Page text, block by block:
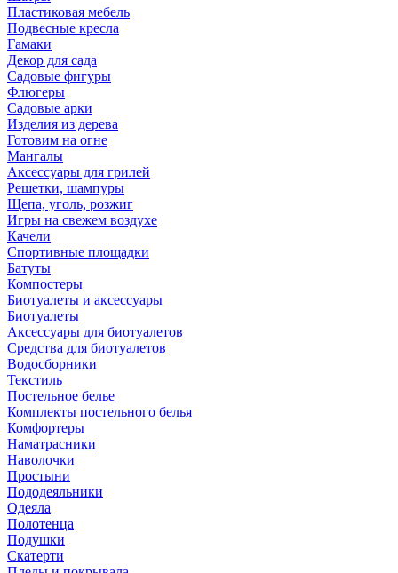
Пластиковая мебель
Подвесные кресла
Гамаки
Декор для сада
Садовые фигуры
Флюгеры
Садовые арки
Изделия из дерева
Готовим на огне
Мангалы
Аксессуары для грилей
Решетки, шампуры
Щепа, уголь, розжиг
Игры на свежем воздухе
Качели
Спортивные площадки
Батуты
Компостеры
Биотуалеты и аксессуары
Биотуалеты
Аксессуары для биотуалетов
Средства для биотуалетов
Водосборники
Текстиль
Постельное белье
Комплекты постельного белья
Комфортеры
Наматрасники
Наволочки
Простыни
Пододеяльники
Одеяла
Полотенца
Подушки
Скатерти